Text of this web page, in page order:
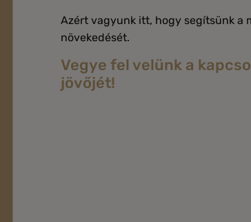
Azért vagyunk itt, hogy segítsünk a
növekedését.
Vegye fel velünk a
jövőjét!